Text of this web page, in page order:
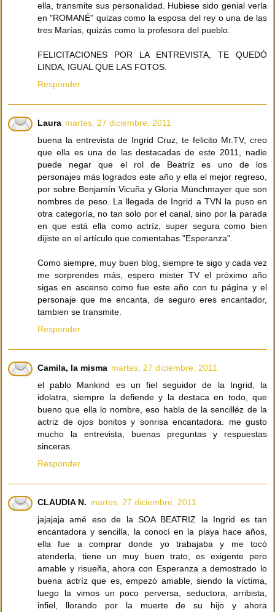
ella, transmite sus personalidad. Hubiese sido genial verla
en "ROMANÉ" quizas como la esposa del rey o una de las
tres Marías, quizás como la profesora del pueblo.
FELICITACIONES POR LA ENTREVISTA, TE QUEDÓ
LINDA, IGUAL QUE LAS FOTOS.
Responder
Laura martes, 27 diciembre, 2011
buena la entrevista de Ingrid Cruz, te felicito Mr.TV, creo
que ella es una de las destacadas de este 2011, nadie
puede negar que el rol de Beatríz es uno de los
personajes más logrados este año y ella el mejor regreso,
por sobre Benjamín Vicuña y Gloria Münchmayer que son
nombres de peso. La llegada de Ingrid a TVN la puso en
otra categoría, no tan solo por el canal, sino por la parada
en que está ella como actríz, super segura como bien
dijiste en el artículo que comentabas "Esperanza".
Como siempre, muy buen blog, siempre te sigo y cada vez
me sorprendes más, espero mister TV el próximo año
sigas en ascenso como fue este año con tu página y el
personaje que me encanta, de seguro eres encantador,
tambien se transmite.
Responder
Camila, la misma martes, 27 diciembre, 2011
el pablo Mankind es un fiel seguidor de la Ingrid, la
idolatra, siempre la defiende y la destaca en todo, que
bueno que ella lo nombre, eso habla de la sencilléz de la
actriz de ojos bonitos y sonrisa encantadora. me gusto
mucho la entrevista, buenas preguntas y respuestas
sinceras.
Responder
CLAUDIA N. martes, 27 diciembre, 2011
jajajaja amé eso de la SOA BEATRIZ la Ingrid es tan
encantadora y sencilla, la conocí en la playa hace años,
ella fue a comprar donde yo trabajaba y me tocó
atenderla, tiene un muy buen trato, es exigente pero
amable y risueña, ahora con Esperanza a demostrado lo
buena actríz que es, empezó amable, siendo la víctima,
luego la vimos un poco perversa, seductora, arribista,
infiel, llorando por la muerte de su hijo y ahora